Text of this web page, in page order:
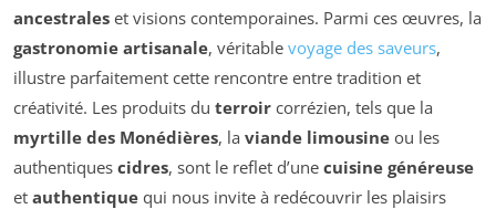
ancestrales et visions contemporaines. Parmi ces œuvres, la
gastronomie artisanale, véritable voyage des saveurs,
illustre parfaitement cette rencontre entre tradition et
créativité. Les produits du terroir corrézien, tels que la
myrtille des Monédières, la viande limousine ou les
authentiques cidres, sont le reflet d’une cuisine généreuse
et authentique qui nous invite à redécouvrir les plaisirs